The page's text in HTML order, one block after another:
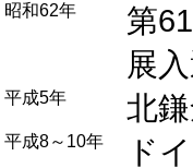
昭和62年
第
展
平成5年 北
平成8～10年
ド